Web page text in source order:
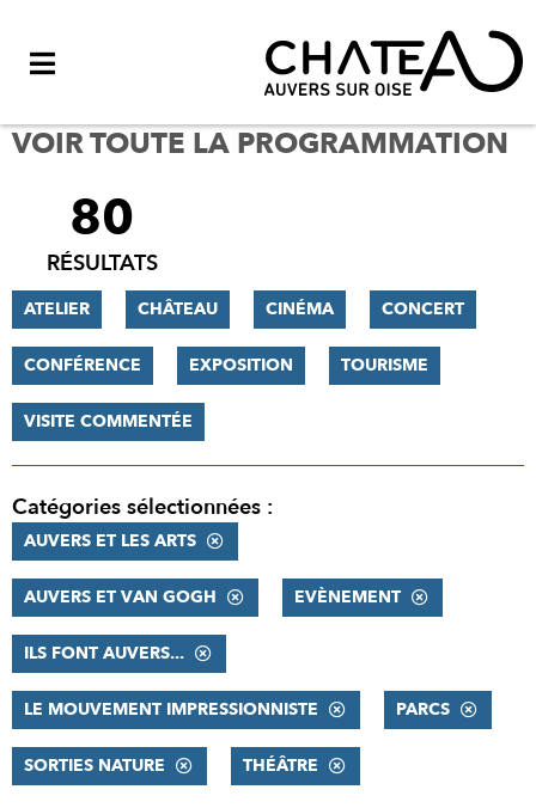
VOIR TOUTE LA PROGRAMMATION
FILTRER
RÉSULTATS
80
RÉSULTATS
ATELIER CHÂTEAU CINÉMA CONCERT
CONFÉRENCE EXPOSITION TOURISME
VISITE COMMENTÉE
Catégories sélectionnées :
AUVERS ET LES ARTS
AUVERS ET VAN GOGH EVÈNEMENT
ILS FONT AUVERS...
LE MOUVEMENT IMPRESSIONNISTE PARCS
SORTIES NATURE THÉÂTRE